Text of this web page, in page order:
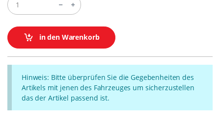
in den Warenkorb
Hinweis: Bitte überprüfen Sie die Gegebenheiten des
Artikels mit jenen des Fahrzeuges um sicherzustellen
das der Artikel passend ist.